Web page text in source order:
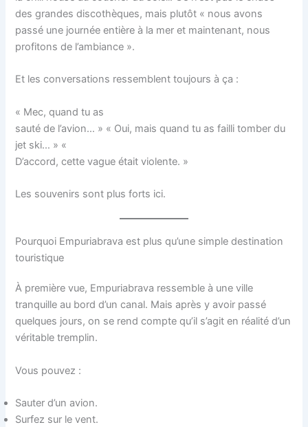
des grandes discothèques, mais plutôt « nous avons
passé une journée entière à la mer et maintenant, nous
profitons de l’ambiance ».
Et les conversations ressemblent toujours à ça :
« Mec, quand tu as
sauté de l’avion… » « Oui, mais quand tu as failli tomber du
jet ski… » «
D’accord, cette vague était violente. »
Les souvenirs sont plus forts ici.
Pourquoi Empuriabrava est plus qu’une simple destination
touristique
À première vue, Empuriabrava ressemble à une ville
tranquille au bord d’un canal. Mais après y avoir passé
quelques jours, on se rend compte qu’il s’agit en réalité d’un
véritable tremplin.
Vous pouvez :
Sauter d’un avion.
Surfez sur le vent.